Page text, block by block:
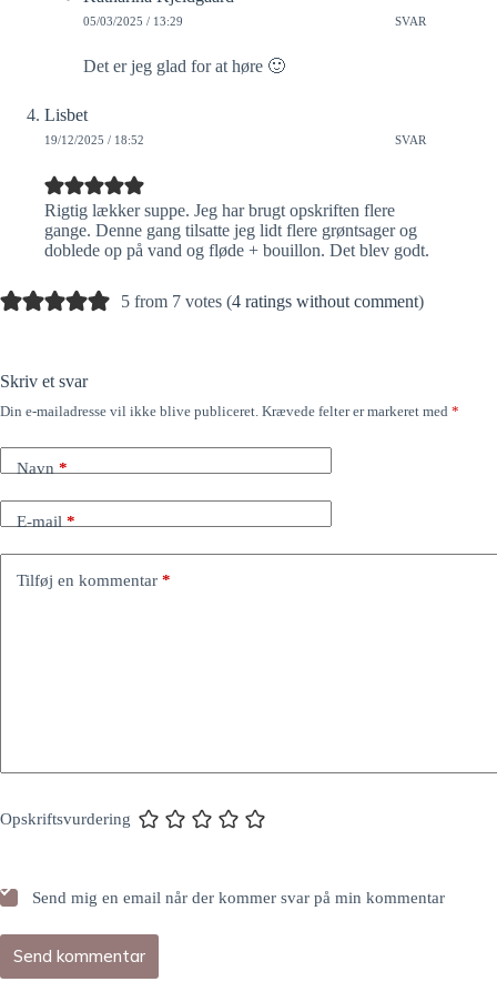
05/03/2025 / 13:29 SVAR
Det er jeg glad for at høre 🙂
Lisbet
19/12/2025 / 18:52 SVAR
Rigtig lækker suppe. Jeg har brugt opskriften flere
gange. Denne gang tilsatte jeg lidt flere grøntsager og
doblede op på vand og fløde + bouillon. Det blev godt.
5 from 7 votes (4 ratings without comment)
Skriv et svar
Din e-mailadresse vil ikke blive publiceret. Krævede felter er markeret med *
Navn *
E-mail *
Tilføj en kommentar *
Opskriftsvurdering
Send mig en email når der kommer svar på min kommentar
Send kommentar